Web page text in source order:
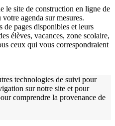
le site de construction en ligne de
agenda sur mesures.
pages disponibles et leurs
élèves, vacances, zone scolaire,
ceux qui vous correspondraient
technologies de suivi pour
sur notre site et pour
comprendre la provenance de